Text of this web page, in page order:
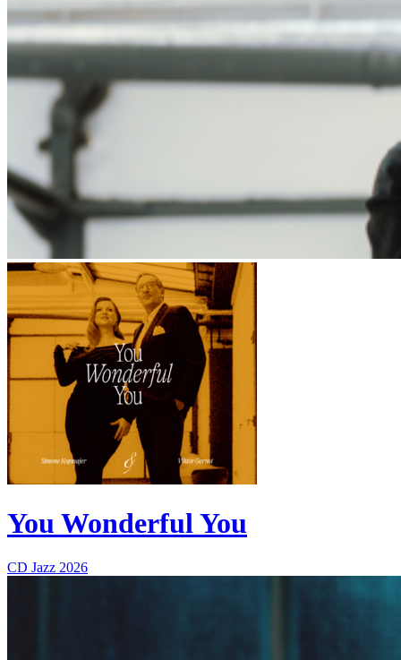
You Wonderful You
CD Jazz 2026